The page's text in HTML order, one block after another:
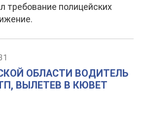
требование полицейских
ОБЛАСТИ ВОДИТЕЛЬ
ВЫЛЕТЕВ В КЮВЕТ